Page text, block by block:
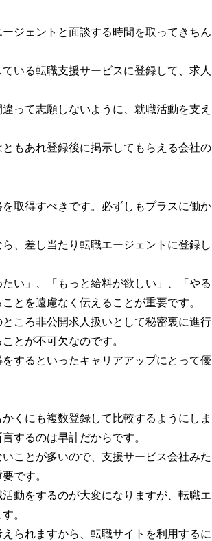
ジェントと面談する時間を取ってきちん
いる転職支援サービスに登録して、求人
って志願しないように、就職活動を支え
もあれ登録後に掲示してもらえる会社の
取得すべきです。必ずしもプラスに働か
、差し当たり転職エージェントに登録し
い」、「もっと給料が欲しい」、「やる
とを遠慮なく伝えることが重要です。
ころ非公開求人扱いとして秘密裏に進行
とが不可欠なのです。
するといったキャリアアップにとって優
くにも複数登録して比較するようにしま
するのは早計だからです。
ことが多いので、支援サービス会社みた
です。
動をするのが大変になりますが、転職エ
。
られますから、転職サイトを利用するに